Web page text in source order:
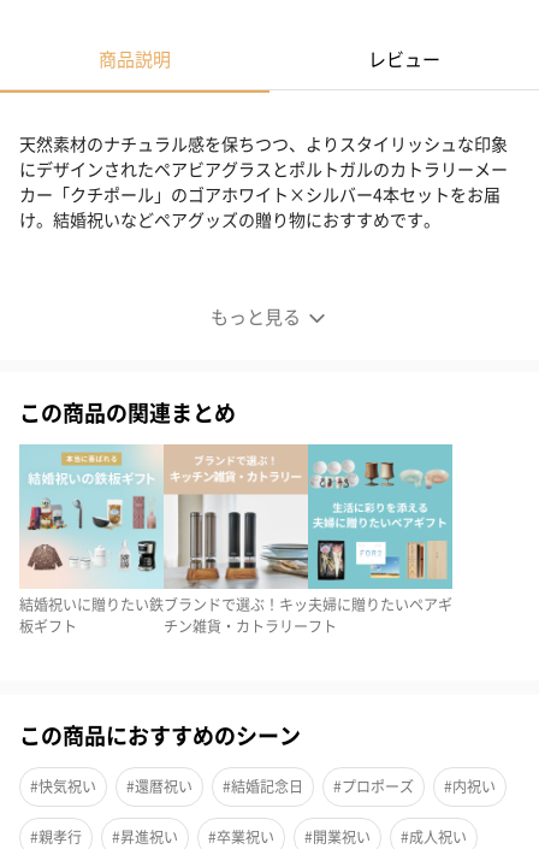
商品説明 レビュー
もっと見る
天然素材のナチュラル感を保ちつつ、よりスタイリッシュな印象
にデザインされたペアビアグラスとポルトガルのカトラリーメー
カー「クチポール」のゴアホワイト×シルバー4本セットをお届
け。結婚祝いなどペアグッズの贈り物におすすめです。
この商品の関連まとめ
結婚祝いに贈りたい鉄
板ギフト
ブランドで選ぶ！キッ
チン雑貨・カトラリー
夫婦に贈りたいペアギ
フト
この商品におすすめのシーン
#快気祝い #還暦祝い #結婚記念日 #プロポーズ #内祝い
#親孝行 #昇進祝い #卒業祝い #開業祝い #成人祝い